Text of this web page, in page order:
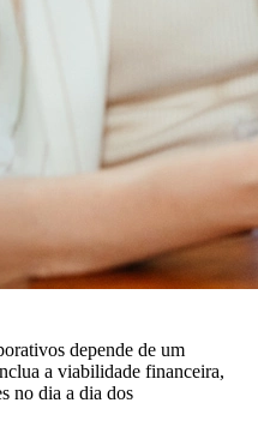
depende de um
a viabilidade financeira,
no dia a dia dos